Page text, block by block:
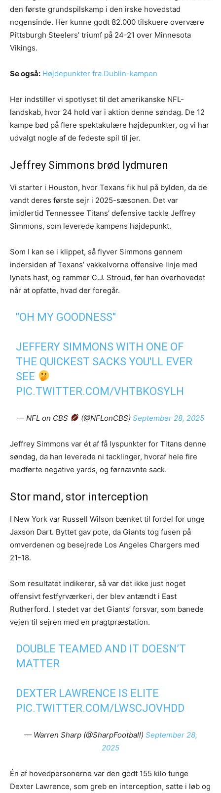
den første grundspilskamp i den irske hovedstad
nogensinde. Her kunne godt 82.000 tilskuere overvære
Pittsburgh Steelers’ triumf på 24-21 over Minnesota
Vikings.
Se også: Højdepunkter fra Dublin-kampen
Her indstiller vi spotlyset til det amerikanske NFL-
landskab, hvor 24 hold var i aktion denne søndag. De 12
kampe bød på flere spektakulære højdepunkter, og vi har
udvalgt nogle af de fedeste spil til jer.
Jeffrey Simmons brød lydmuren
Vi starter i Houston, hvor Texans fik hul på bylden, da de
vandt deres første sejr i 2025-sæsonen. Det var
imidlertid Tennessee Titans’ defensive tackle Jeffrey
Simmons, som leverede kampens højdepunkt.
Som I kan se i klippet, så flyver Simmons gennem
indersiden af Texans’ vakkelvorne offensive linje med
lynets hast, og rammer C.J. Stroud, før han overhovedet
når at opfatte, hvad der foregår.
"OH MY GOODNESS"
JEFFERY SIMMONS WITH ONE OF
THE QUICKEST SACKS YOU'LL EVER
SEE
PIC.TWITTER.COM/VHTBKOSYLH
— NFL on CBS (@NFLonCBS) September 28, 2025
Jeffrey Simmons var ét af få lyspunkter for Titans denne
søndag, da han leverede ni tacklinger, hvoraf hele fire
medførte negative yards, og førnævnte sack.
Stor mand, stor interception
I New York var Russell Wilson bænket til fordel for unge
Jaxson Dart. Byttet gav pote, da Giants tog fusen på
omverdenen og besejrede Los Angeles Chargers med
21-18.
Som resultatet indikerer, så var det ikke just noget
offensivt festfyrværkeri, der blev antændt i East
Rutherford. I stedet var det Giants’ forsvar, som banede
vejen til sejren med en pragtpræstation.
DOUBLE TEAMED AND IT DOESN’T
MATTER
DEXTER LAWRENCE IS ELITE
PIC.TWITTER.COM/LWSCJOVHDD
— Warren Sharp (@SharpFootball) September 28,
2025
Én af hovedpersonerne var den godt 155 kilo tunge
Dexter Lawrence, som greb en interception, satte i løb og